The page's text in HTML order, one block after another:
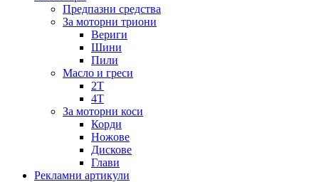
Предпазни средства
За моторни триони
Вериги
Шини
Пили
Масло и греси
2Т
4Т
За моторни коси
Корди
Ножове
Дискове
Глави
Рекламни артикули